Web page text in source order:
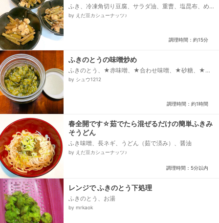
ふき、冷凍角切り豆腐、サラダ油、重曹、塩昆布、め
んつゆ、料理酒、みりん、砂糖
by えだ豆カシューナッツ♪
調理時間：約15分
ふきのとうの味噌炒め
ふきのとう、★赤味噌、★合わせ味噌、★砂糖、★蜂
蜜、★日本酒、ごま油
by シュウ1212
調理時間：約1時間
春全開です☆茹でたら混ぜるだけの簡単ふきみ
そうどん
ふき味噌、長ネギ、うどん（茹で済み）、醤油
by えだ豆カシューナッツ♪
調理時間：5分以内
レンジで ふきのとう下処理
ふきのとう、お湯
by mrkaok